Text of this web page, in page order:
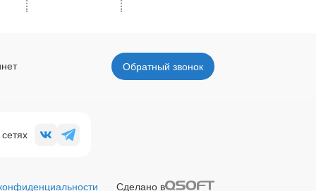
Обратный звонок
Сделано в